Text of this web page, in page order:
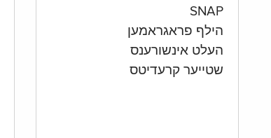
SNAP
הילף פראגראמען
העלט אינשורענס
שטייער קרעדיטס